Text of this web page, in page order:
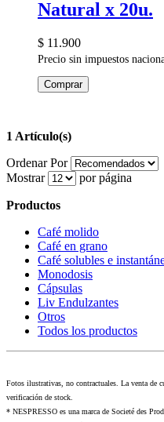
Natural x 20u.
$ 11.900
Precio sin impuestos
Comprar
1 Artículo(s)
Ordenar Por
Mostrar
por página
Productos
Café molido
Café en grano
Café solubles e
Monodosis
Cápsulas
Liv Endulzantes
Otros
Todos los productos
Fotos ilustrativas, no contractuales. La venta de
verificación de stock.
* NESPRESSO es una marca de Societé des